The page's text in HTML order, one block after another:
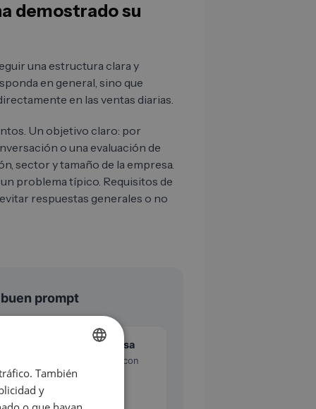
demostrado su
una estructura clara y
en general, sino que
en las ventas diarias.
Un objetivo claro: por
o una evaluación de
sector y tamaño de la empresa.
problema típico. Requisitos de
respuestas generales o no
prompt
Persona objetivo precisa
Para quién exactamente: con
rol, sector y tamaño de
empresa.
GERMAN
También
y